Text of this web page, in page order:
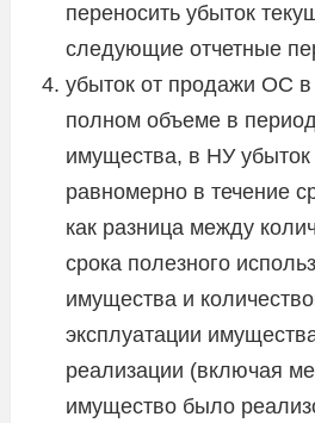
переносить убыток
следующие отчетные
убыток от продажи ОС в
полном объеме в
имущества, в НУ убыток
равномерно в течение
как разница между
срока полезного
имущества и
эксплуатации
реализации (включая
имущество было